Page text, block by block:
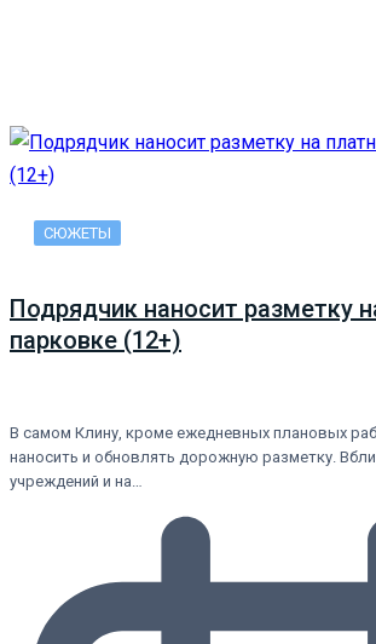
СЮЖЕТЫ
Подрядчик наносит разметку
парковке (12+)
В самом Клину, кроме ежедневных плановых
наносить и обновлять дорожную разметку.
учреждений и на…